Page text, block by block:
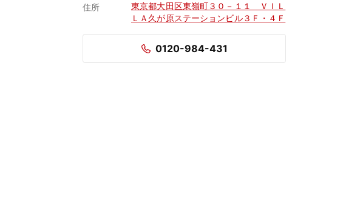
住所
東京都大田区東嶺町３０－１１ ＶＩＬ
ＬＡ久が原ステーションビル３Ｆ・４Ｆ
0120-984-431